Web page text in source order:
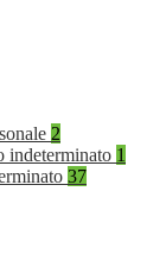
2
indeterminato 1
37